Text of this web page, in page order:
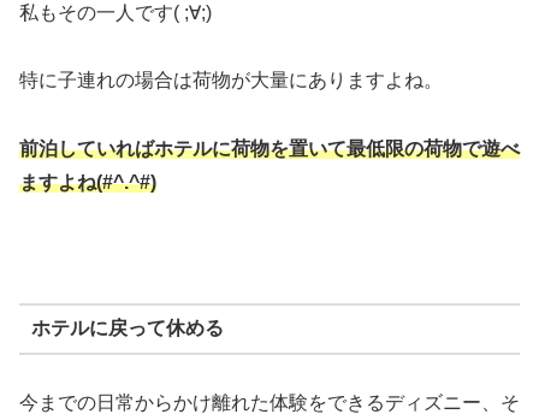
私もその一人です( ;∀;)
特に子連れの場合は荷物が大量にありますよね。
前泊していればホテルに荷物を置いて最低限の荷物で遊べ
ますよね(#^.^#)
ホテルに戻って休める
今までの日常からかけ離れた体験をできるディズニー、そ